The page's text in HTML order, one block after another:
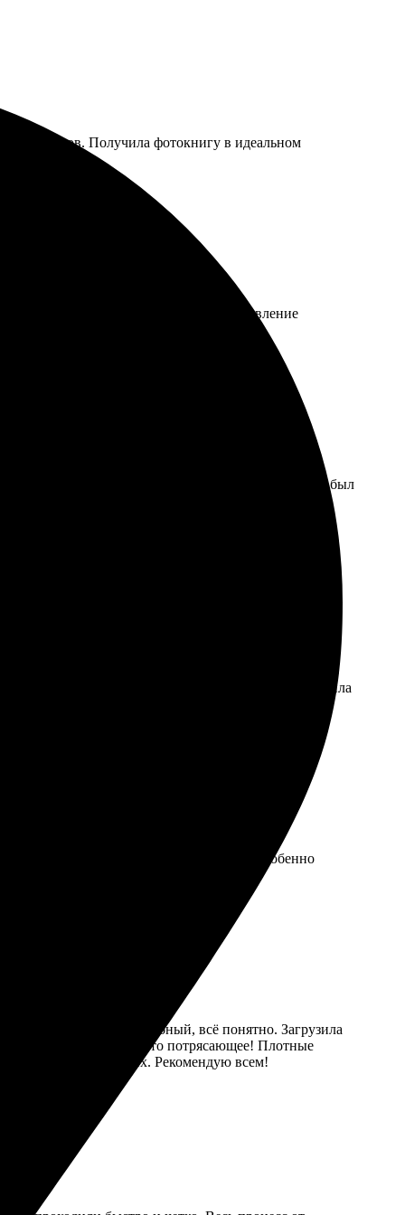
шаблонов. Получила фотокнигу в идеальном
шаблонов. Книга пришла на удивление
формате.
шаг был понятен, интерфейс удобный. Заказ готов был
Понравилось, что общение с поддержкой было на
яркие, оформление аккуратное, все сделано
Команда быстро обработала запрос и отправила
делается быстро, качество на высоте. Особенно
простым. Сайт удобный, всё понятно. Загрузила
книгу, и качество просто потрясающее! Плотные
и порадовать близких. Рекомендую всем!